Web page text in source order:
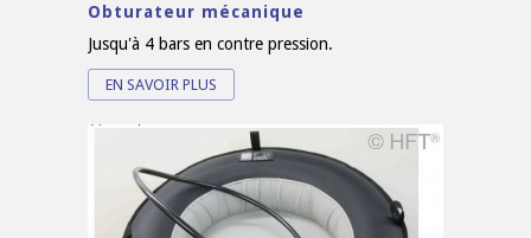
Obturateur mécanique
Jusqu'à 4 bars en contre pression.
EN SAVOIR PLUS